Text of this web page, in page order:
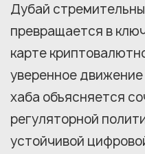
Дубай
превращается в
карте
уверенное движение
хаба объясняется
регуляторной
устойчивой